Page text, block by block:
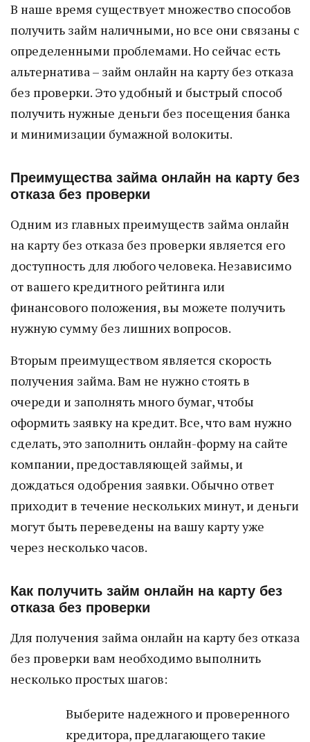
В наше время существует множество способов
получить займ наличными, но все они связаны с
определенными проблемами. Но сейчас есть
альтернатива – займ онлайн на карту без отказа
без проверки. Это удобный и быстрый способ
получить нужные деньги без посещения банка
и минимизации бумажной волокиты.
Преимущества займа онлайн на карту без
отказа без проверки
Одним из главных преимуществ займа онлайн
на карту без отказа без проверки является его
доступность для любого человека. Независимо
от вашего кредитного рейтинга или
финансового положения, вы можете получить
нужную сумму без лишних вопросов.
Вторым преимуществом является скорость
получения займа. Вам не нужно стоять в
очереди и заполнять много бумаг, чтобы
оформить заявку на кредит. Все, что вам нужно
сделать, это заполнить онлайн-форму на сайте
компании, предоставляющей займы, и
дождаться одобрения заявки. Обычно ответ
приходит в течение нескольких минут, и деньги
могут быть переведены на вашу карту уже
через несколько часов.
Как получить займ онлайн на карту без
отказа без проверки
Для получения займа онлайн на карту без отказа
без проверки вам необходимо выполнить
несколько простых шагов:
Выберите надежного и проверенного
кредитора, предлагающего такие